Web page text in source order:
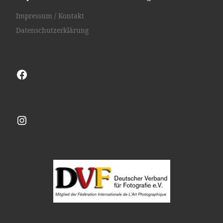
Impressum / Kontakt
Datenschutzerklärung
Facebook
Instagram